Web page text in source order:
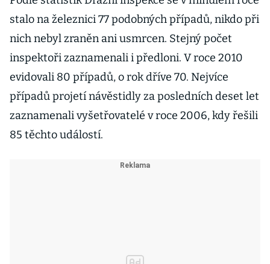
stalo na železnici 77 podobných případů, nikdo při
nich nebyl zraněn ani usmrcen. Stejný počet
inspektoři zaznamenali i předloni. V roce 2010
evidovali 80 případů, o rok dříve 70. Nejvíce
případů projetí návěstidly za posledních deset let
zaznamenali vyšetřovatelé v roce 2006, kdy řešili
85 těchto událostí.